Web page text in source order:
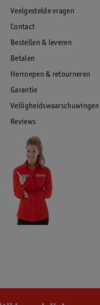
Veelgestelde vragen
Contact
Bestellen & leveren
Betalen
Herroepen & retourneren
Garantie
Veiligheidswaarschuwingen
Reviews